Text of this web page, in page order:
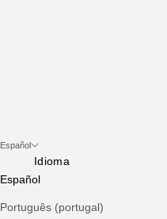
Español
Idioma
Español
Português (portugal)